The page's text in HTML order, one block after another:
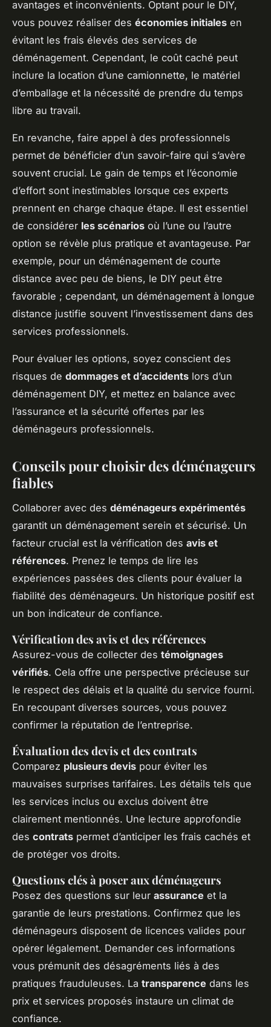
avantages et inconvénients. Optant pour le DIY,
vous pouvez réaliser des économies initiales en
évitant les frais élevés des services de
déménagement. Cependant, le coût caché peut
inclure la location d’une camionnette, le matériel
d’emballage et la nécessité de prendre du temps
libre au travail.
En revanche, faire appel à des professionnels
permet de bénéficier d’un savoir-faire qui s’avère
souvent crucial. Le gain de temps et l’économie
d’effort sont inestimables lorsque ces experts
prennent en charge chaque étape. Il est essentiel
de considérer les scénarios où l’une ou l’autre
option se révèle plus pratique et avantageuse. Par
exemple, pour un déménagement de courte
distance avec peu de biens, le DIY peut être
favorable ; cependant, un déménagement à longue
distance justifie souvent l’investissement dans des
services professionnels.
Pour évaluer les options, soyez conscient des
risques de dommages et d’accidents lors d’un
déménagement DIY, et mettez en balance avec
l’assurance et la sécurité offertes par les
déménageurs professionnels.
Conseils pour choisir des déménageurs
fiables
Collaborer avec des déménageurs expérimentés
garantit un déménagement serein et sécurisé. Un
facteur crucial est la vérification des avis et
références. Prenez le temps de lire les
expériences passées des clients pour évaluer la
fiabilité des déménageurs. Un historique positif est
un bon indicateur de confiance.
Vérification des avis et des références
Assurez-vous de collecter des témoignages
vérifiés. Cela offre une perspective précieuse sur
le respect des délais et la qualité du service fourni.
En recoupant diverses sources, vous pouvez
confirmer la réputation de l’entreprise.
Évaluation des devis et des contrats
Comparez plusieurs devis pour éviter les
mauvaises surprises tarifaires. Les détails tels que
les services inclus ou exclus doivent être
clairement mentionnés. Une lecture approfondie
des contrats permet d’anticiper les frais cachés et
de protéger vos droits.
Questions clés à poser aux déménageurs
Posez des questions sur leur assurance et la
garantie de leurs prestations. Confirmez que les
déménageurs disposent de licences valides pour
opérer légalement. Demander ces informations
vous prémunit des désagréments liés à des
pratiques frauduleuses. La transparence dans les
prix et services proposés instaure un climat de
confiance.